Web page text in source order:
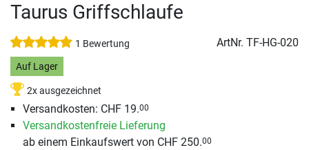
Taurus Griffschlaufe
1 Bewertung ArtNr. TF-HG-020
Auf Lager
2x ausgezeichnet
Versandkosten: CHF 19.00
Versandkostenfreie Lieferung
ab einem Einkaufswert von CHF 250.00